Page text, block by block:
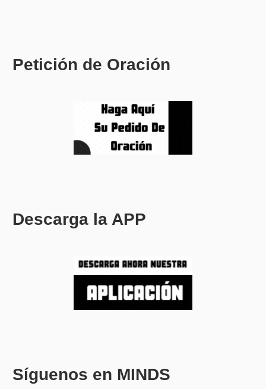
Petición de Oración
Descarga la APP
Síguenos en MINDS